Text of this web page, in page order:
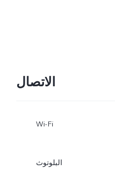
الاتصال
Wi-Fi
البلوتوث